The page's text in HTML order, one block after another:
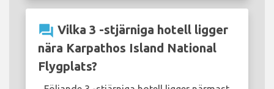
question_answer Vilka 3 -stjärniga hotell ligger
nära Karpathos Island National
Flygplats?